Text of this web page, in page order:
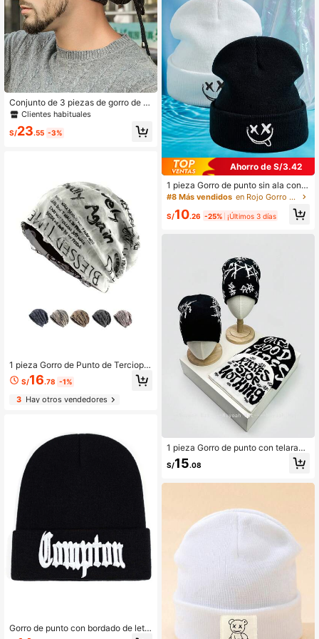
Conjunto de 3 piezas de gorro de p
unto/guantes/bufanda para hombre,
o para otoño/invierno
Clientes habituales
S/23.55 -3%
1 pieza Gorro de Punto de Terciopel
o con Letra Personalizada Nuevo, L
igero para Verano, Deportes al Aire
Libre, Sombrero Fresco para Hombr
es, Gorra Casual Unisex para Prima
S/16.78 -1%
3Hay otros vendedores
Gorro de punto con bordado de letr
Ahorro de S/3.42
1 pieza Gorro de punto sin ala con b
ordado de pareja para el Día de San
Valentín, gorro de punto unisex cas
ual para otoño/invierno con bordad
#8 Más vendidos en Rojo Gorro de lana para hombre
S/10.26 -25% ¡Últimos 3 días
1 pieza Gorro de punto con telaraña
y esqueleto de estilo gótico oscuro
de otoño/invierno, gorro de esquí un
S/15.08